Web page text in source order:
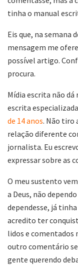
tinha o manual
Eis que, na semana
mensagem me
possível artigo.
procura.
Mídia escrita não dá
escrita
de 14 anos. Não tiro
relação diferente
jornalista. Eu
expressar sobre as
O meu sustento
a Deus, não
dependesse, já
acredito ter
lidos e comentados
outro comentário
gente querendo